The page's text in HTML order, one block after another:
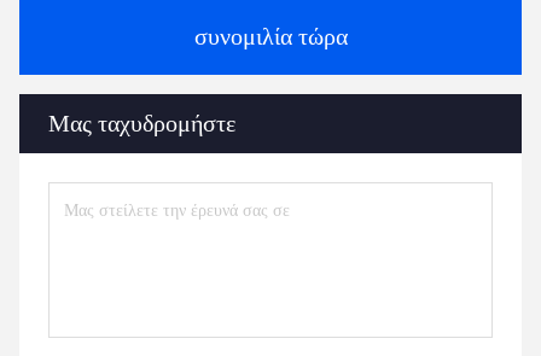
συνομιλία τώρα
Μας ταχυδρομήστε